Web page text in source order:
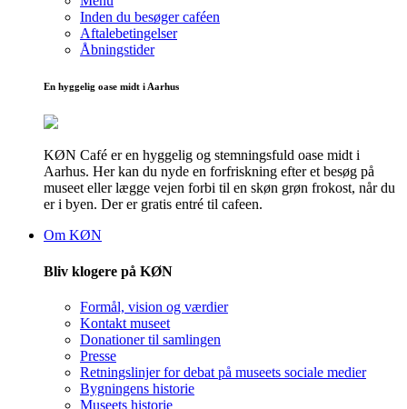
Inden du besøger caféen
Aftalebetingelser
Åbningstider
En hyggelig oase midt i Aarhus
KØN Café er en hyggelig og stemningsfuld oase midt i
Aarhus. Her kan du nyde en forfriskning efter et besøg på
museet eller lægge vejen forbi til en skøn grøn frokost, når du
er i byen. Der er gratis entré til cafeen.
Om KØN
Bliv klogere på KØN
Formål, vision og værdier
Kontakt museet
Donationer til samlingen
Presse
Retningslinjer for debat på museets sociale medier
Bygningens historie
Museets historie